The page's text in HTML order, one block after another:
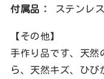
付属品：
ステンレ
【その他】
手作り品です、天然
ら、天然キズ、ひび